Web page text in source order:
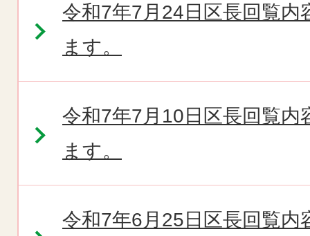
令和7年7月24日区長回覧
ます。
令和7年7月10日区長回覧
ます。
令和7年6月25日区長回覧